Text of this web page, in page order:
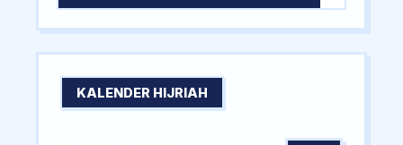
KALENDER HIJRIAH